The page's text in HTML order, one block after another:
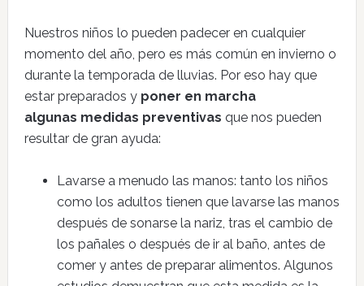
Nuestros niños lo pueden padecer en cualquier
momento del año, pero es más común en invierno o
durante la temporada de lluvias. Por eso hay que
estar preparados y poner en marcha
algunas medidas preventivas que nos pueden
resultar de gran ayuda:
Lavarse a menudo las manos: tanto los niños
como los adultos tienen que lavarse las manos
después de sonarse la nariz, tras el cambio de
los pañales o después de ir al baño, antes de
comer y antes de preparar alimentos. Algunos